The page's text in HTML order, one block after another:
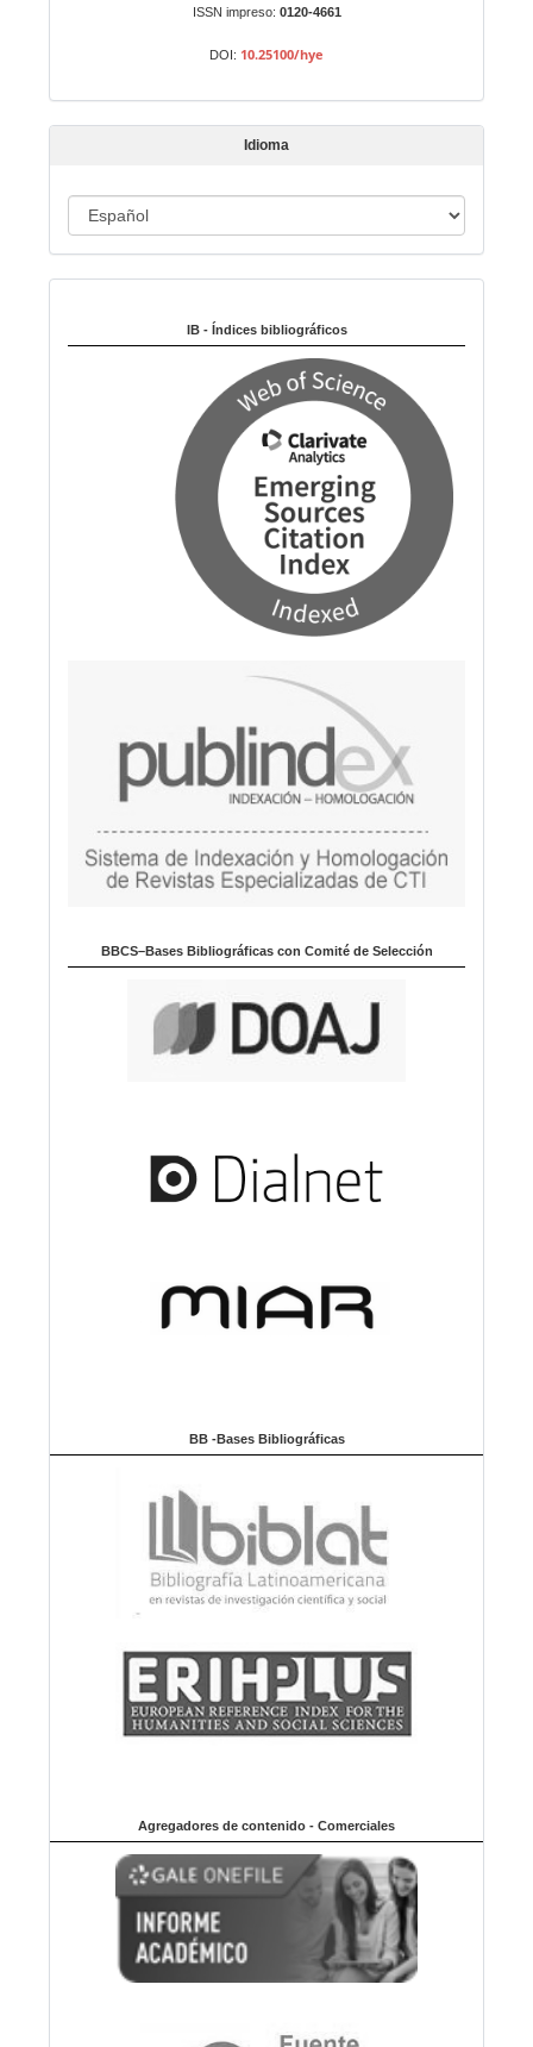
t
í
o
ISSN impreso: 0120-4661
DOI: 10.25100/hye
Idioma
d
m
IB - Índices bibliográficos
BBCS–Bases Bibliográficas con Comité de Selección
BB -Bases Bibliográficas
Agregadores de contenido - Comerciales